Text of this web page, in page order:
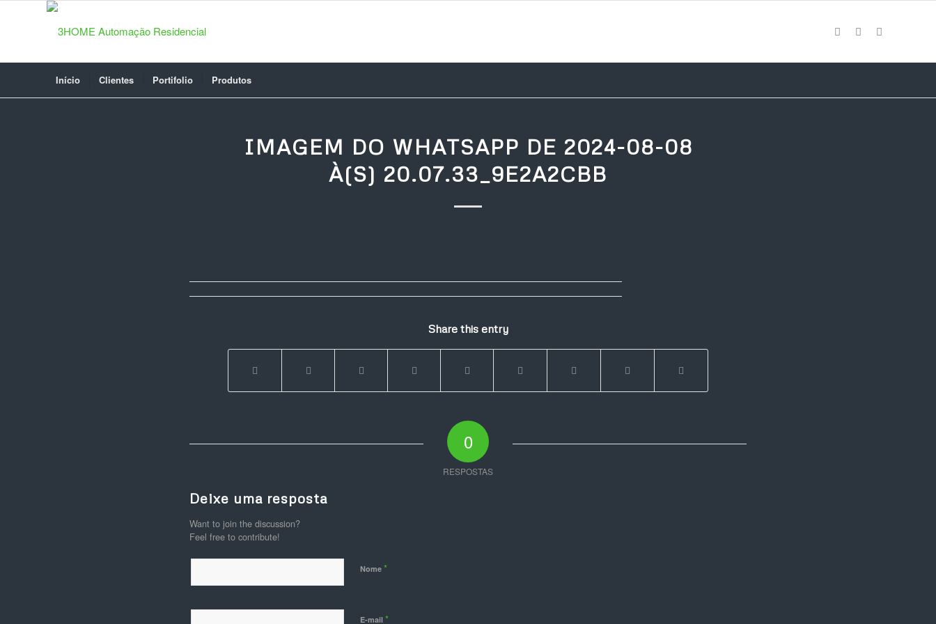
Início Clientes Portifolio Produtos
IMAGEM DO WHATSAPP DE 2024-08-08
À(S) 20.07.33_9E2A2CBB
Share this entry
0
RESPOSTAS
Deixe uma resposta
Want to join the discussion?
Feel free to contribute!
Nome *
E-mail *